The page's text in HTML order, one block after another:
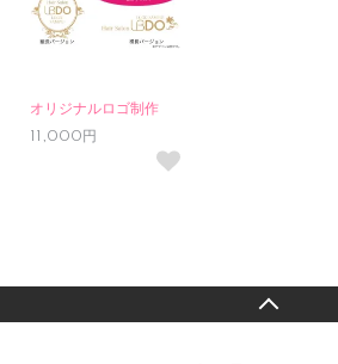
オリジナルロゴ制作
11,000円